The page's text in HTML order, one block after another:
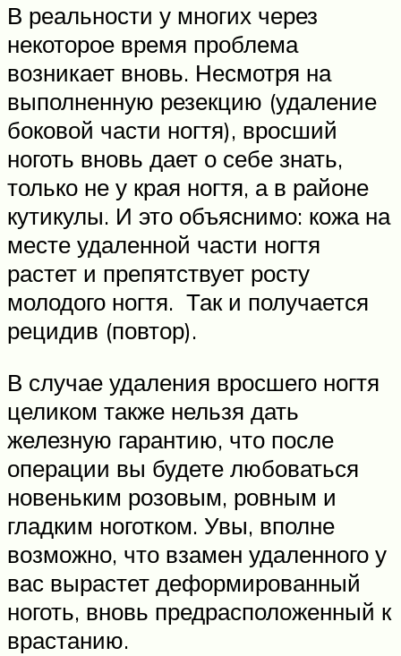
В реальности у многих через
некоторое время проблема
возникает вновь. Несмотря на
выполненную резекцию (удаление
боковой части ногтя), вросший
ноготь вновь дает о себе знать,
только не у края ногтя, а в районе
кутикулы. И это объяснимо: кожа на
месте удаленной части ногтя
растет и препятствует росту
молодого ногтя. Так и получается
рецидив (повтор).
В случае удаления вросшего ногтя
целиком также нельзя дать
железную гарантию, что после
операции вы будете любоваться
новеньким розовым, ровным и
гладким ноготком. Увы, вполне
возможно, что взамен удаленного у
вас вырастет деформированный
ноготь, вновь предрасположенный к
врастанию.